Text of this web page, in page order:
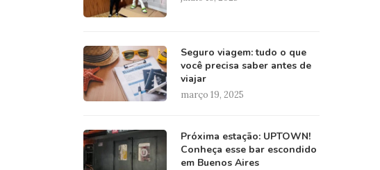
Seguro viagem: tudo o que
você precisa saber antes de
viajar
março 19, 2025
Próxima estação: UPTOWN!
Conheça esse bar escondido
em Buenos Aires